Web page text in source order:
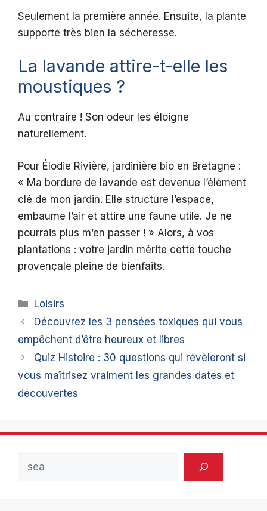
Seulement la première année. Ensuite, la plante
supporte très bien la sécheresse.
La lavande attire-t-elle les
moustiques ?
Au contraire ! Son odeur les éloigne
naturellement.
Pour Élodie Rivière, jardinière bio en Bretagne :
« Ma bordure de lavande est devenue l’élément
clé de mon jardin. Elle structure l’espace,
embaume l’air et attire une faune utile. Je ne
pourrais plus m’en passer ! » Alors, à vos
plantations : votre jardin mérite cette touche
provençale pleine de bienfaits.
Catégories
Loisirs
Découvrez les 3 pensées toxiques qui vous
empêchent d’être heureux et libres
Quiz Histoire : 30 questions qui révèleront si
vous maîtrisez vraiment les grandes dates et
découvertes